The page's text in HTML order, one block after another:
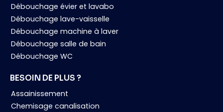
Débouchage évier et lavabo
Débouchage lave-vaisselle
Débouchage machine à laver
Débouchage salle de bain
Débouchage WC
BESOIN DE PLUS ?
Assainissement
Chemisage canalisation